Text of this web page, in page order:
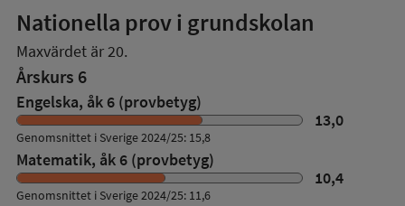
Nationella prov i grundskolan
Maxvärdet är 20.
Årskurs 6
Engelska, åk 6 (provbetyg)
13,0
Genomsnittet i Sverige 2024/25: 15,8
Matematik, åk 6 (provbetyg)
10,4
Genomsnittet i Sverige 2024/25: 11,6